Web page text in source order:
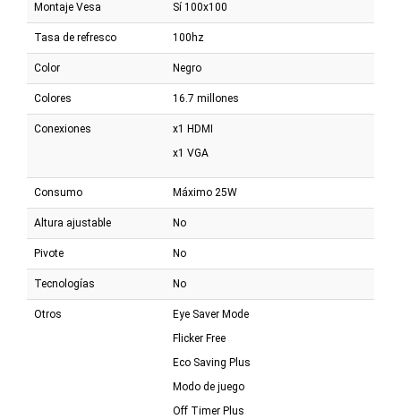
Montaje Vesa Sí 100x100
Tasa de refresco 100hz
Color Negro
Colores 16.7 millones
Conexiones
x1 HDMI
x1 VGA
Consumo Máximo 25W
Altura ajustable No
Pivote No
Tecnologías No
Otros
Eye Saver Mode
Flicker Free
Eco Saving Plus
Modo de juego
Off Timer Plus